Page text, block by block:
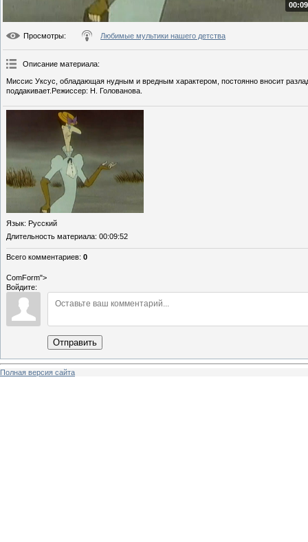
Просмотры: Любимые мультики нашего детства
Описание материала:
Миссис Уксус, обладающая нудным и вредным характером, постоянно вносит
поддакивает.Режиссер: Н. Голованова.
Язык: Русский
Длительность материала: 00:09:52
Всего комментариев: 0
ComForm">
Войдите:
Отправить
Полная версия сайта